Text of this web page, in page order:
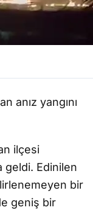
anız yangını
ilçesi
geldi. Edinilen
bir
geniş bir